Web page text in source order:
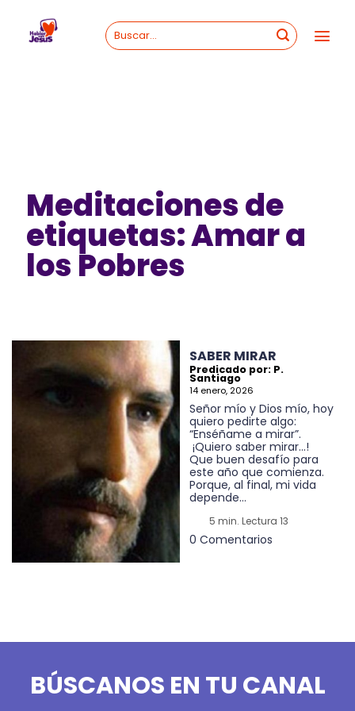
content
Meditaciones de
etiquetas: Amar a
los Pobres
SABER MIRAR
Predicado por: P.
Santiago
14 enero, 2026
Señor mío y Dios mío, hoy
quiero pedirte algo:
“Enséñame a mirar”.
¡Quiero saber mirar…!
Que buen desafío para
este año que comienza.
Porque, al final, mi vida
depende...
5 min. Lectura 13
0 Comentarios
BÚSCANOS EN TU CANAL